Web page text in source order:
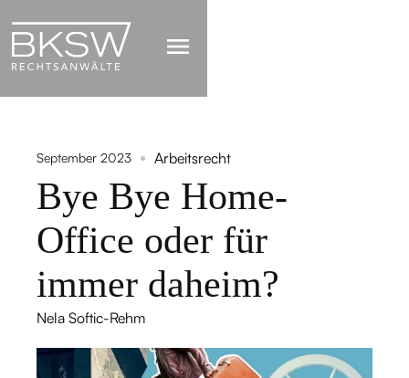
September 2023 Arbeitsrecht
Bye Bye Home-
Office oder für
immer daheim?
Nela Softic-Rehm